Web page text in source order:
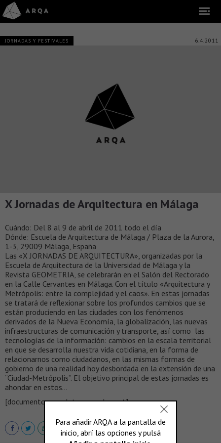
JORNADAS Y FESTIVALES 6.4.2011
X Jornadas de Arquitectura en Málaga
Cuándo: Del 8 al 9 de abril de 2011 todo el día
Dónde: Escuela de Arquitectura de Málaga / Plaza de la Aurora,
1-3, 29009 Málaga, España
Las «X JORNADAS DE ARQUITECTURA», organizadas por la
Escuela de Arquitectura de la Universidad de Málaga y la
Revista GEOMETRIA, se celebrarán en el Salón del Rectorado
en la Calle Cervantes en Málaga. Con el título «Arquitectura y
Metrópolis: entre la complejidad y el caos». En estas jornadas
se tratará de reflexionar sobre los profundos cambios que se
están produciendo en las ciudades con los fenómenos
derivados de la Nueva Economía, la globalización, las nuevas
infraestructuras de comunicación y transporte, así como las
tecnologías de la información: cambios en la escala territorial
en que se desarrolla nuestra vida cotidiana, en la forma de
relacionarnos como ciudadanos, en las mismas formas de
gobierno de una realidad hoy desbordada en la extensión de una
“Ciudad-Metrópolis”. El objetivo principal de estas jornadas es
ahondar en estos…
[documento completo en scalae.net]